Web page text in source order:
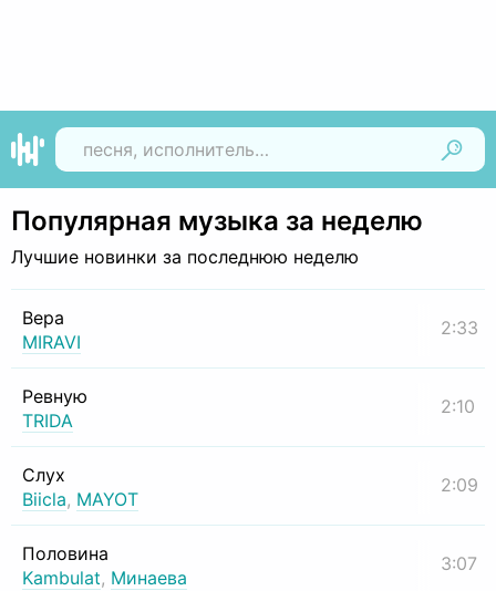
Популярная музыка за неделю
Лучшие новинки за последнюю неделю
Вера
MIRAVI
2:33
Ревную
TRIDA
2:10
Слух
Biicla, MAYOT
2:09
Половина
Kambulat, Минаева
3:07